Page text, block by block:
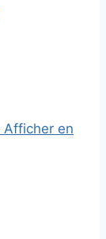
Afficher en